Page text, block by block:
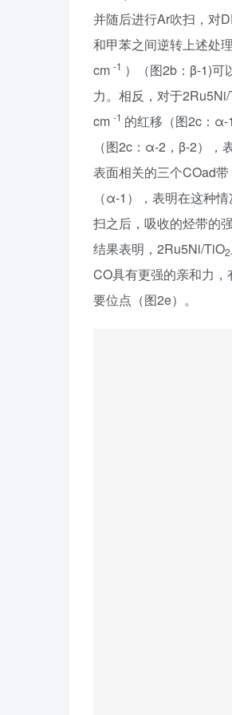
并随后进行Ar吹扫，对
和甲苯之间逆转上述处
cm -1 ）（图2b：β-1)可
力。相反，对于
cm -1 的红移（图2c：
（图2c：α-2，β-2）
表面相关的三个COad
（α-1），表明在这种
扫之后，吸收的烃带的
结果表明，2Ru5Ni/TiO2
CO具有更强的亲和力
要位点（图2e）。